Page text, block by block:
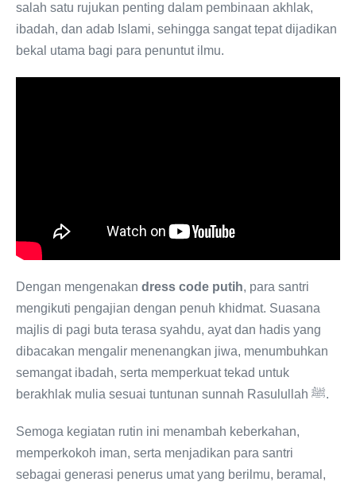
salah satu rujukan penting dalam pembinaan akhlak,
ibadah, dan adab Islami, sehingga sangat tepat dijadikan
bekal utama bagi para penuntut ilmu.
Dengan mengenakan dress code putih, para santri
mengikuti pengajian dengan penuh khidmat. Suasana
majlis di pagi buta terasa syahdu, ayat dan hadis yang
dibacakan mengalir menenangkan jiwa, menumbuhkan
semangat ibadah, serta memperkuat tekad untuk
berakhlak mulia sesuai tuntunan sunnah Rasulullah ﷺ.
Semoga kegiatan rutin ini menambah keberkahan,
memperkokoh iman, serta menjadikan para santri
sebagai generasi penerus umat yang berilmu, beramal,